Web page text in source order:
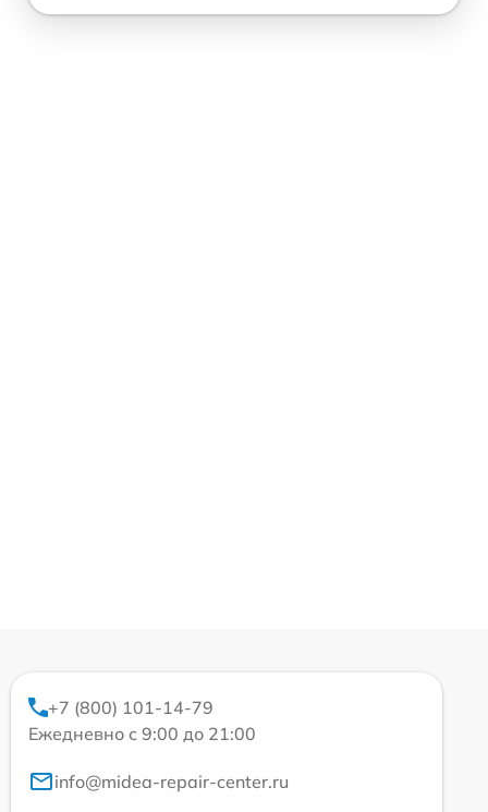
+7 (800) 101-14-79
Ежедневно с 9:00 до 21:00
info@midea-repair-center.ru